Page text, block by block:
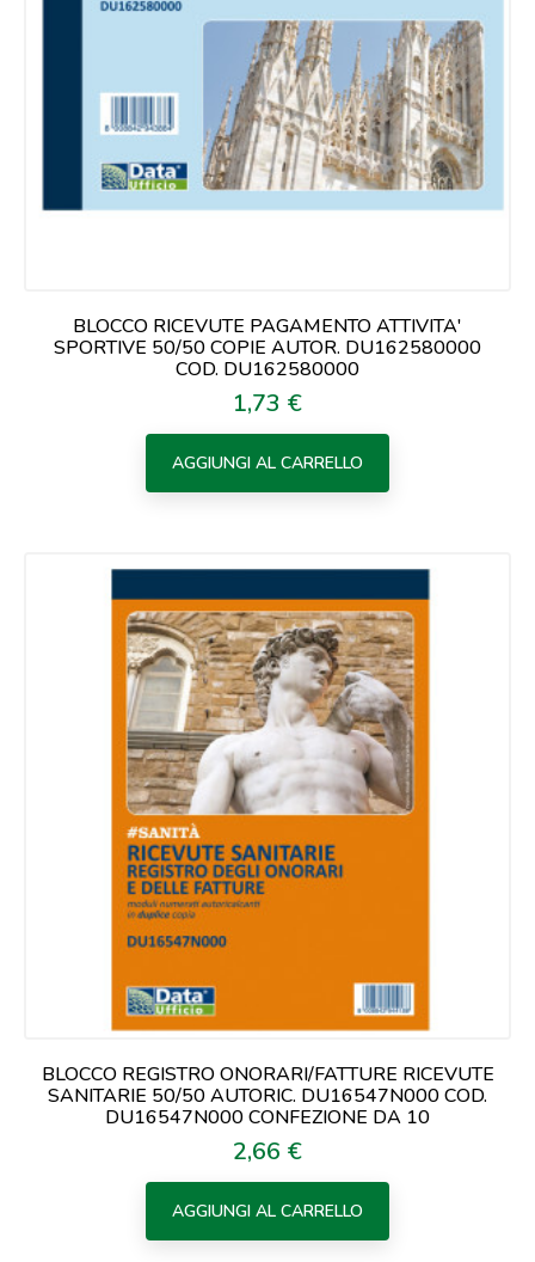
BLOCCO RICEVUTE PAGAMENTO ATTIVITA'
SPORTIVE 50/50 COPIE AUTOR. DU162580000
COD. DU162580000
Prezzo
1,73 €
AGGIUNGI AL CARRELLO
BLOCCO REGISTRO ONORARI/FATTURE RICEVUTE
SANITARIE 50/50 AUTORIC. DU16547N000 COD.
DU16547N000 CONFEZIONE DA 10
Prezzo
2,66 €
AGGIUNGI AL CARRELLO